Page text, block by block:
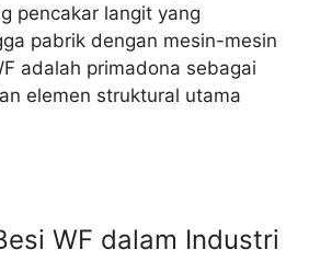
pencakar langit yang
pabrik dengan mesin-mesin
adalah primadona sebagai
elemen struktural utama
WF dalam Industri